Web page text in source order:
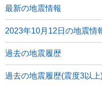
最新の地震情報
2023年10月12日の地震情
過去の地震履歴
過去の地震履歴(震度3以上